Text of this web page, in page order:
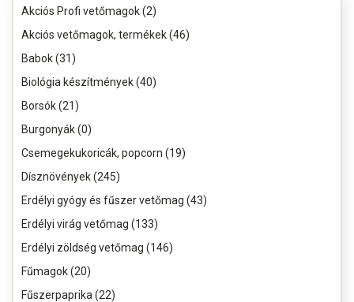
Akciós Profi vetőmagok (2)
Akciós vetőmagok, termékek (46)
Babok (31)
Biológia készítmények (40)
Borsók (21)
Burgonyák (0)
Csemegekukoricák, popcorn (19)
Dísznövények (245)
Erdélyi gyógy és fűszer vetőmag (43)
Erdélyi virág vetőmag (133)
Erdélyi zöldség vetőmag (146)
Fűmagok (20)
Fűszerpaprika (22)